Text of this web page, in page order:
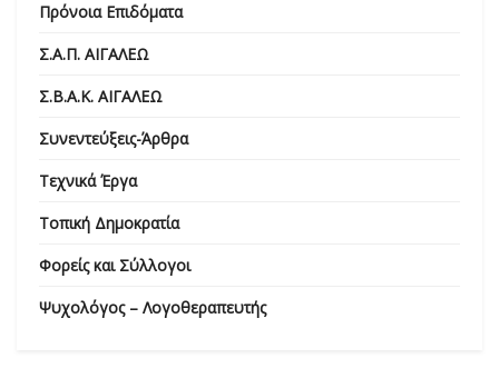
Πρόνοια Επιδόματα
Σ.Α.Π. ΑΙΓΑΛΕΩ
Σ.Β.Α.Κ. ΑΙΓΑΛΕΩ
Συνεντεύξεις-Άρθρα
Τεχνικά Έργα
Τοπική Δημοκρατία
Φορείς και Σύλλογοι
Ψυχολόγος – Λογοθεραπευτής